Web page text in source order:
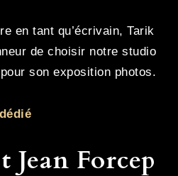
en tant qu’écrivain, Tarik
de choisir notre studio
son exposition photos.
Jean Forcep